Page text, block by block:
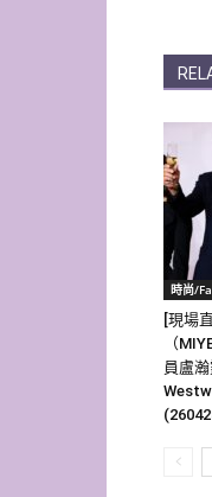
時尚/
[現場
（
員盧